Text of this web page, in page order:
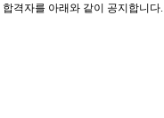
격자를 아래와 같이 공지합니다.